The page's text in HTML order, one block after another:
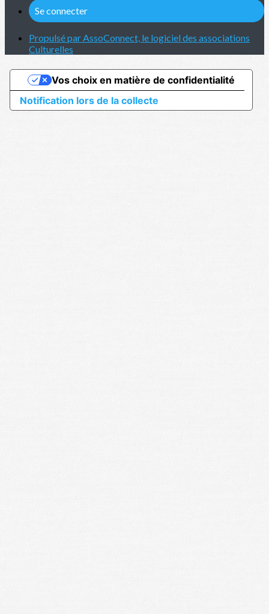
Se connecter
Propulsé par AssoConnect, le logiciel des associations
Culturelles
Notification lors de la collecte
Vos choix en matière de confidentialité